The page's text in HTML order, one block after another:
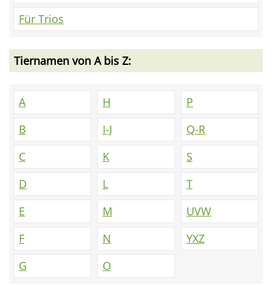
Für Trios
Tiernamen von A bis Z:
A
B
C
D
E
F
G
H
I-J
K
L
M
N
O
P
Q-R
S
T
UVW
YXZ